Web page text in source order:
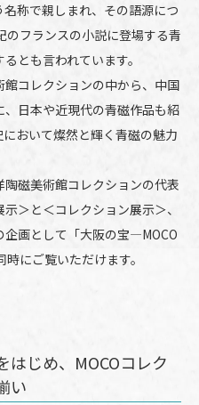
称で親しまれ、その語源につ
フランスの小説に登場する青
とも言われています。
コレクションの中から、中国
日本や近現代の青磁作品も紹
おいて燦然と輝く青磁の魅力
磁美術館コレクションの代表
＞と＜コレクション展示＞、
企画として「大阪の宝―MOCO
にご覧いただけます。
はじめ、MOCOコレク
い